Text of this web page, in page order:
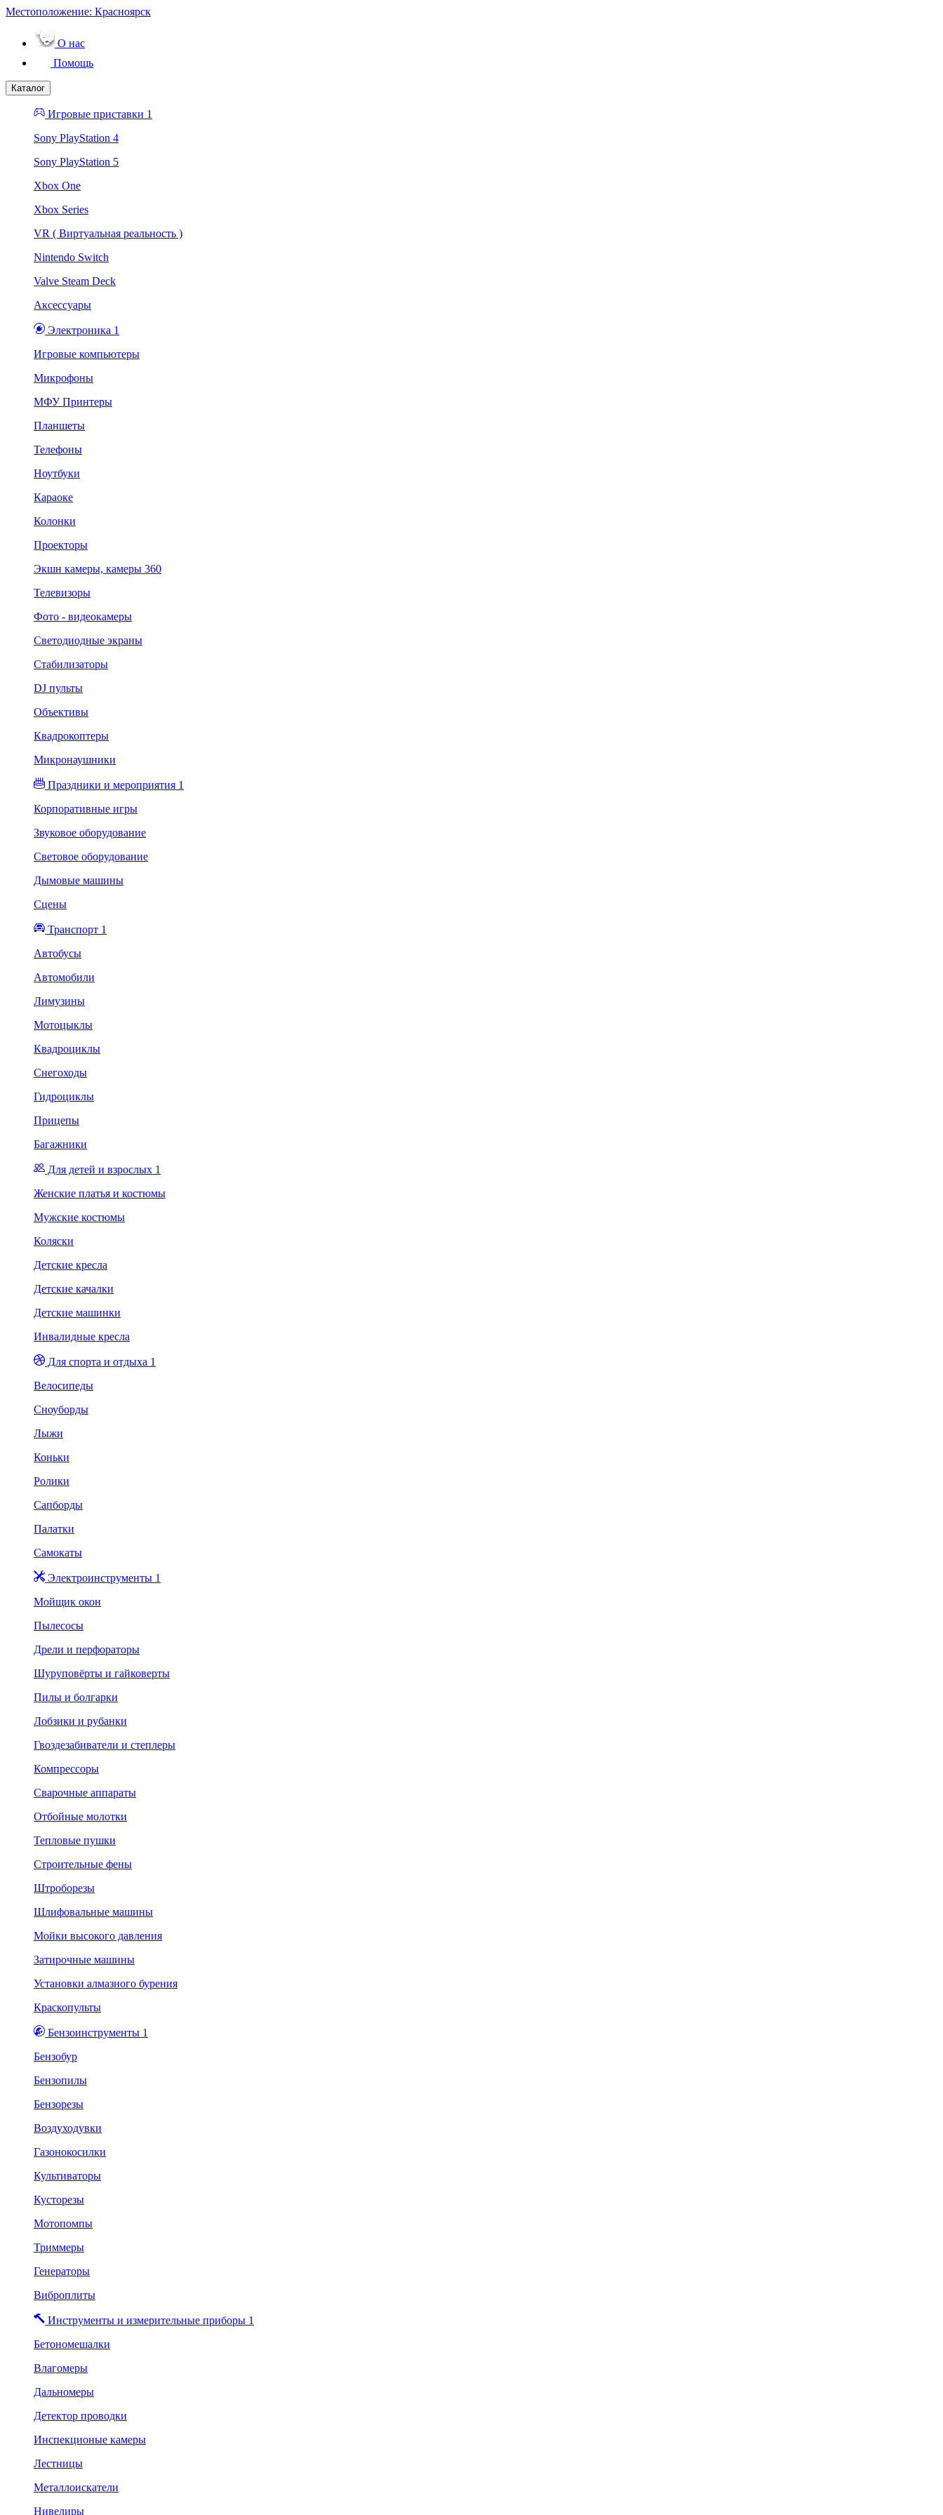
Местоположение: Красноярск
О нас
Помощь
Каталог
Игровые приставки 1
Sony PlayStation 4
Sony PlayStation 5
Xbox One
Xbox Series
VR ( Виртуальная реальность )
Nintendo Switch
Valve Steam Deck
Аксессуары
Электроника 1
Игровые компьютеры
Микрофоны
МФУ Принтеры
Планшеты
Телефоны
Ноутбуки
Караоке
Колонки
Проекторы
Экшн камеры, камеры 360
Телевизоры
Фото - видеокамеры
Светодиодные экраны
Стабилизаторы
DJ пульты
Объективы
Квадрокоптеры
Микронаушники
Праздники и мероприятия 1
Корпоративные игры
Звуковое оборудование
Световое оборудование
Дымовые машины
Сцены
Транспорт 1
Автобусы
Автомобили
Лимузины
Мотоцыклы
Квадроциклы
Снегоходы
Гидроциклы
Прицепы
Багажники
Для детей и взрослых 1
Женские платья и костюмы
Мужские костюмы
Коляски
Детские кресла
Детские качалки
Детские машинки
Инвалидные кресла
Для спорта и отдыха 1
Велосипеды
Сноуборды
Лыжи
Коньки
Ролики
Сапборды
Палатки
Самокаты
Электроинструменты 1
Мойщик окон
Пылесосы
Дрели и перфораторы
Шуруповёрты и гайковерты
Пилы и болгарки
Лобзики и рубанки
Гвоздезабиватели и степлеры
Компрессоры
Сварочные аппараты
Отбойные молотки
Тепловые пушки
Строительные фены
Штроборезы
Шлифовальные машины
Мойки высокого давления
Затирочные машины
Установки алмазного бурения
Краскопульты
Бензоинструменты 1
Бензобур
Бензопилы
Бензорезы
Воздуходувки
Газонокосилки
Культиваторы
Кусторезы
Мотопомпы
Триммеры
Генераторы
Виброплиты
Инструменты и измерительные приборы 1
Бетономешалки
Влагомеры
Дальномеры
Детектор проводки
Инспекционые камеры
Лестницы
Металлоискатели
Нивелиры